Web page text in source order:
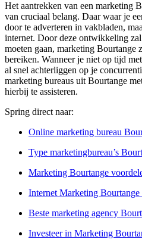
Het aantrekken van een marketing
van cruciaal belang. Daar waar je
door te adverteren in vakbladen,
internet. Door deze ontwikkeling
moeten gaan, marketing
bereiken. Wanneer je niet op tijd
al snel achterliggen op je
marketing bureaus uit Bourtange
hierbij te assisteren.
Spring direct naar:
Online marketing bureau
Type marketingbureau’s
Marketing Bourtange
Internet Marketing Bourtange
Beste marketing agency
Investeer in Marketing